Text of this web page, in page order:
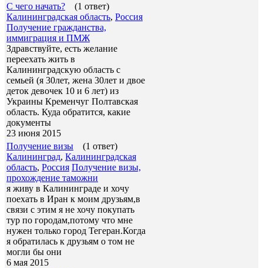
С чего начать?
(1 ответ)
Калининградская область, Россия
Получение гражданства,
иммиграция и ПМЖ
Здравствуйте, есть желание
переехать жить в
Калининградскую область с
семьей (я 30лет, жена 30лет и двое
деток девочек 10 и 6 лет) из
Украины Кременчуг Полтавская
область. Куда обратится, какие
документы
23 июня 2015
Получение визы
(1 ответ)
Калининград, Калининградская
область, Россия Получение визы,
прохождение таможни
я живу в Калининграде и хочу
поехать в Иран к моим друзьям,в
связи с этим я не хочу покупать
тур по городам,потому что мне
нужен только город Тегеран.Когда
я обратилась к друзьям о том не
могли бы они
6 мая 2015